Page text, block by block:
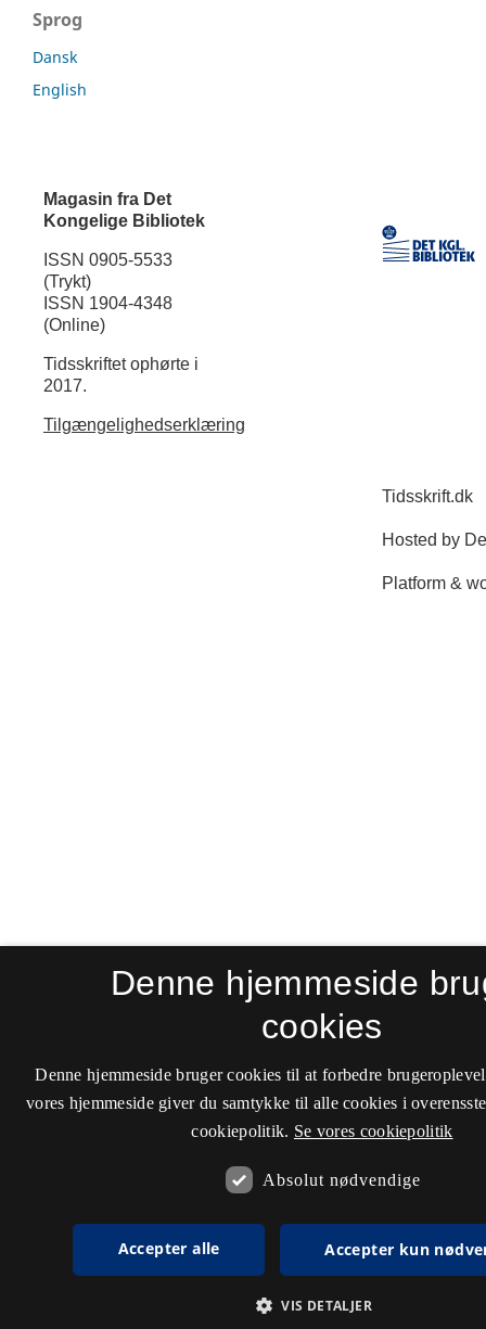
Sprog
Dansk
English
Magasin fra Det
Kongelige Bibliotek
ISSN 0905-5533
(Trykt)
ISSN 1904-4348
(Online)
Tidsskriftet ophørte i
2017.
Tilgængelighedserklæring
Denne hjemmeside
cookies
Denne hjemmeside bruger cookies til at forbedre
vores hjemmeside giver du samtykke til alle cookies i
cookiepolitik. Se vores cookiepolitik
Absolut nødvendige
Accepter alle Accepter kun
VIS DETALJER